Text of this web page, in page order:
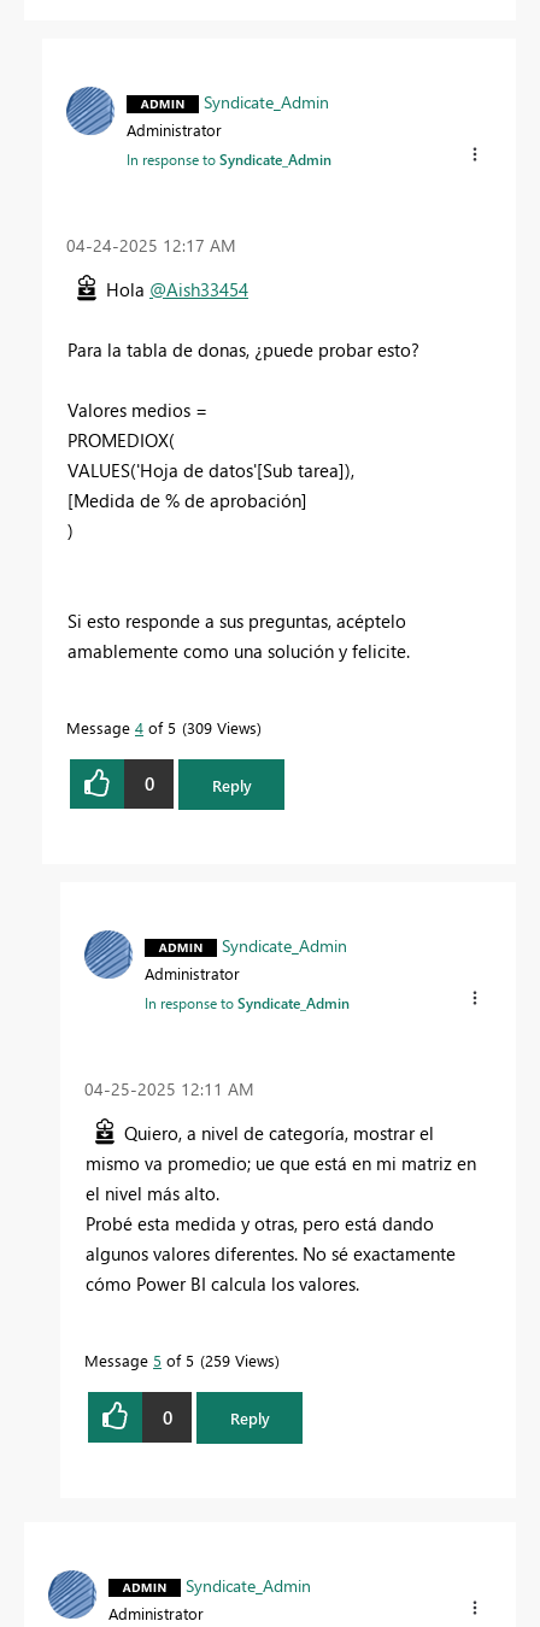
Syndicate_Admin
Administrator
In response toSyndicate_Admin
‎04-24-2025 12:17 AM
Hola @Aish33454
Para la tabla de donas, ¿puede probar esto?
Valores medios =
PROMEDIOX(
VALUES('Hoja de datos'[Sub tarea]),
[Medida de % de aprobación]
)
Si esto responde a sus preguntas, acéptelo
amablemente como una solución y felicite.
Message 4 of 5 309 Views
0 Reply
Syndicate_Admin
Administrator
In response toSyndicate_Admin
‎04-25-2025 12:11 AM
Quiero, a nivel de categoría, mostrar el
mismo va promedio; ue que está en mi matriz en
el nivel más alto.
Probé esta medida y otras, pero está dando
algunos valores diferentes. No sé exactamente
cómo Power BI calcula los valores.
Message 5 of 5 259 Views
0 Reply
Syndicate_Admin
Administrator